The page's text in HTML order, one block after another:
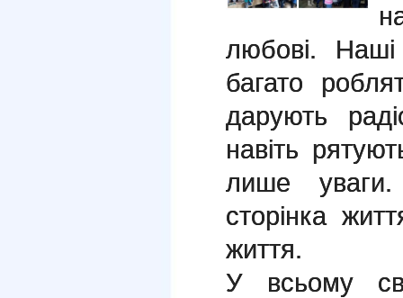
любові.
багато
дарують
навіть
лише
сторінка
життя.
У всьому